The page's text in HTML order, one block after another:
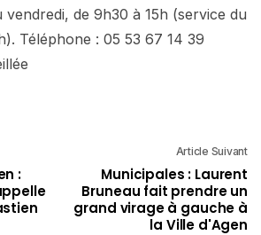
de 9h30 à 15h (service du
Téléphone : 05 53 67 14 39
:
Article Suivant
Municipales : Laurent
Bruneau fait prendre un
grand virage à gauche à
la Ville d'Agen